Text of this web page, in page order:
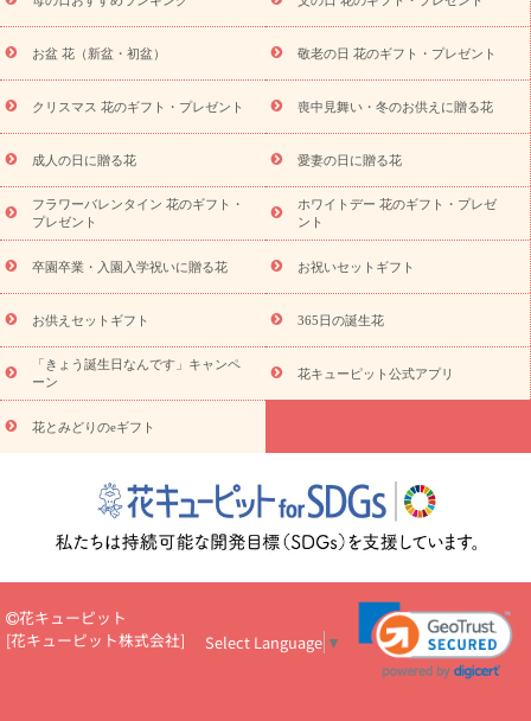
十九日法要以降に贈る花
通夜・葬儀に贈る花
お供え お花とセッ
お盆（新盆・初盆）
お祝い返し お見舞い
お取り
プリザーブドフラワー
スタイルから探す
アレンジメント
蘭・花鉢
ミディ胡蝶蘭・お祝い ミディ胡蝶蘭・お供え
の青色胡蝶蘭
観葉植物 観葉植物 産直多肉植物
プリザーブ
ドフラワー
お祝い お供え・お悔やみ 花とセットギフト
ミオーダー
プチギフト（hanamore -ハナモア-）
花とみどりの
eギフト
花キューピットのeGfit カラー ピンク
レンジ
レッド お花の種類 バラ ユリ トルコキキョウ
予
算から探す
お祝い お祝い・3000円～ お祝い・
お祝い・5000円～ お祝い・7000円～ お祝い・10000円～
お供え・お悔やみ
お供え・お悔やみ・3000円～
お供え・お
悔やみ・5000円～ お供え・お悔やみ・7000円～
お供え・お悔
やみ・10000円～
365日の誕生花カレンダー
開店・開業祝
お祝いを贈るときのマナー・
花キューピットのお祝いコラム一覧
誕生日のお花を「色
彩心理学」で選ぶ方法
結婚祝いの予算相場
出産祝いお役立ち情
転職祝いのマナー基礎知識
ペットのお祝いワンポイントアド
バイス
スタンド花（フラスタ）のマナー
お見舞いのマナーとル
お祝い花のマナー総まとめ
場上司や先輩へ贈るお祝い花の正解は？
開店祝いの花 選び方ガイ
ド（早見表あり）
花キューピットのお供え・
お盆 花（新盆・初盆） 敬老の日 花のギフト・プレゼント
クリスマス 花のギフト・プレゼント 喪中見舞い・冬のお供えに贈る花
成人の日に贈る花 愛妻の日に贈る花
フラワーバレンタイン 花のギフト・
プレゼント
ホワイトデー 花のギフト・プレゼ
ント
卒園卒業・入園入学祝いに贈る花 お祝いセットギフト
お供えセットギフト 365日の誕生花
「きょう誕生日なんです」キャンペ
ーン
花キューピット公式アプリ
花とみどりのeギフト
花キューピット
[花キューピット株式会社] Select Language ▼